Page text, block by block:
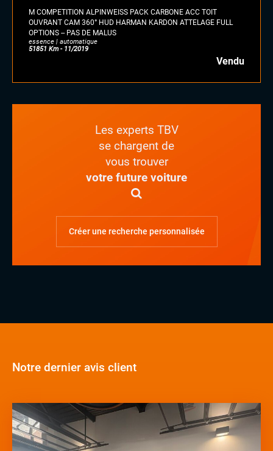
M COMPETITION ALPINWEISS PACK CARBONE ACC TOIT
OUVRANT CAM 360° HUD HARMAN KARDON ATTELAGE FULL
OPTIONS -- PAS DE MALUS
essence | automatique
51851 Km - 11/2019
Vendu
Les experts TBV
se chargent de
vous trouver
votre future voiture
Créer une recherche personnalisée
Notre dernier avis client